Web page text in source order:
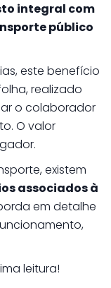
integral com
público
este benefício
realizado
o colaborador
O valor
existem
associados à
em detalhe
leitura!